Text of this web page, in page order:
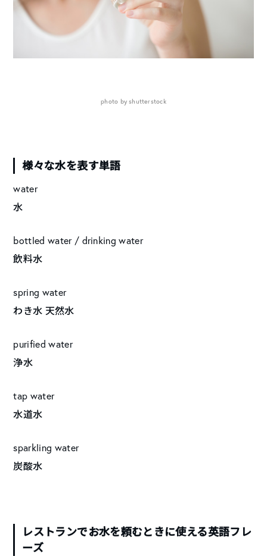
photo by shutterstock
様々な水を表す単語
water
水
bottled water / drinking water
飲料水
spring water
わき水 天然水
purified water
浄水
tap water
水道水
sparkling water
炭酸水
レストランでお水を頼むときに使える英語フレ
ーズ